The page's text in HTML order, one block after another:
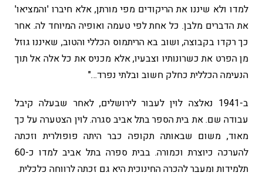
למדו ולא שיננו את הריקודים מפי מורתן, אלא חיברו 'והמציאו'
את הדברים מלבן. כל אחת לפי טעמה ואופיה המיוחד לה. אחר
כך רקדו בקבוצה, ושוב בא הריתמוס הכללי והטוב, שאיננו גוזל
מן הפרט את כשרונותיו וצבעיו, אלא מכניס את כל אלה אל תוך
הנעימה הכללית כחלק חשוב ובלתי נפרד…"
ב-1941 נאלצה לוין לעבור לירושלים, לאחר שבעלה קיבל
עבודה שם. את בית הספר בתל אביב סגרה. לוין הצטערה על כך
מאוד, משום שבאותה תקופה כבר היתה פופולרית וזכתה
להערכה כיוצרת וכמורה. בבית ספרה בתל אביב למדו כ-60
תלמידות ומעבר להכרה החינוכית היא גם זכתה לרווחה כלכלית.